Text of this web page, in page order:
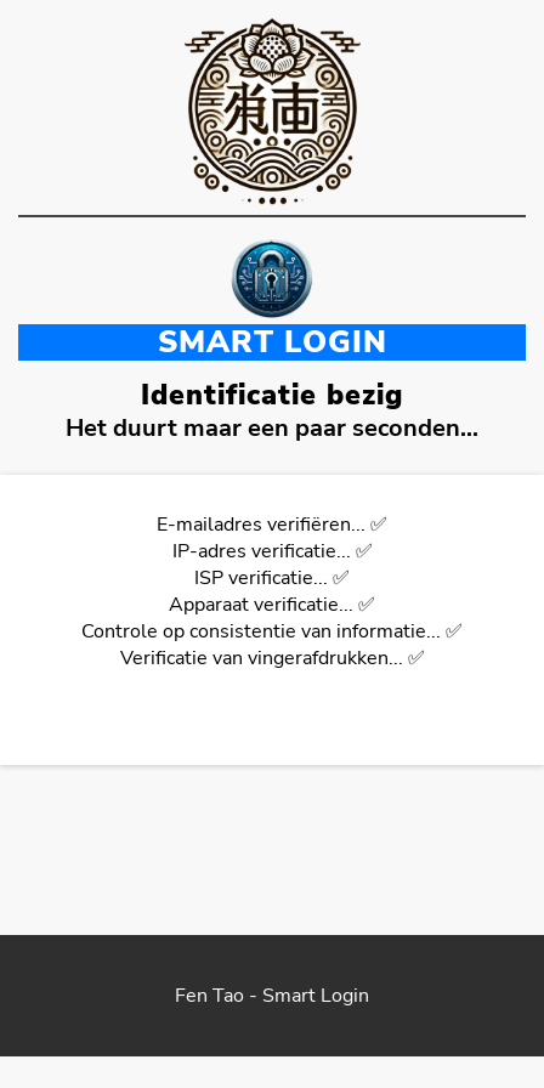
SMART LOGIN
Identificatie bezig
Het duurt maar een paar seconden...
E-mailadres verifiëren... ✅
IP-adres verificatie... ✅
ISP verificatie... ✅
Apparaat verificatie... ✅
Controle op consistentie van informatie... ✅
Verificatie van vingerafdrukken... ✅
Fen Tao - Smart Login